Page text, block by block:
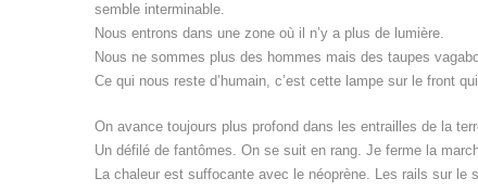
semble interminable.
Nous entrons dans une zone où il n’y a plus de lumière.
Nous ne sommes plus des hommes mais des taupes
Ce qui nous reste d’humain, c’est cette lampe sur le front
On avance toujours plus profond dans les entrailles de la
Un défilé de fantômes. On se suit en rang. Je ferme la
La chaleur est suffocante avec le néoprène. Les rails sur